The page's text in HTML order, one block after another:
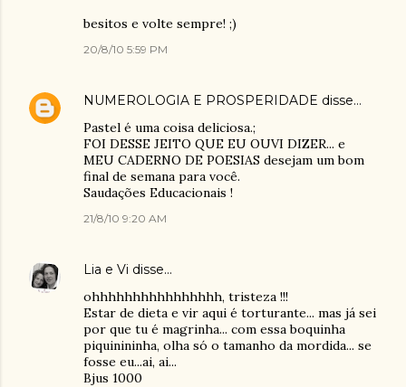
besitos e volte sempre! ;)
20/8/10 5:59 PM
NUMEROLOGIA E PROSPERIDADE disse…
Pastel é uma coisa deliciosa.;
FOI DESSE JEITO QUE EU OUVI DIZER... e
MEU CADERNO DE POESIAS desejam um bom
final de semana para você.
Saudações Educacionais !
21/8/10 9:20 AM
Lia e Vi disse…
ohhhhhhhhhhhhhhhh, tristeza !!!
Estar de dieta e vir aqui é torturante... mas já sei
por que tu é magrinha... com essa boquinha
piquinininha, olha só o tamanho da mordida... se
fosse eu...ai, ai...
Bjus 1000